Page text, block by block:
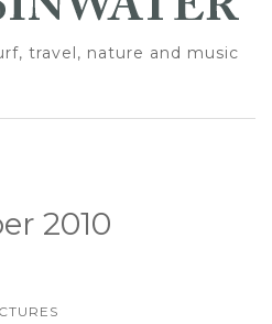
travel, nature and music
2010